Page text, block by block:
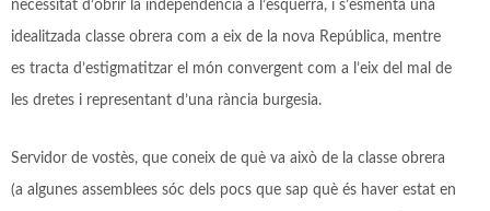
necessitat d’obrir la independència a l’esquerra, i s’esmenta una
idealitzada classe obrera com a eix de la nova República, mentre
es tracta d’estigmatitzar el món convergent com a l’eix del mal de
les dretes i representant d’una rància burgesia.
Servidor de vostès, que coneix de què va això de la classe obrera
(a algunes assemblees sóc dels pocs que sap què és haver estat en